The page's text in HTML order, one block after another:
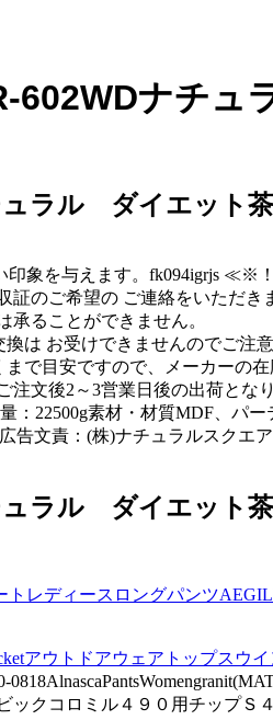
602WDナチ
ュラル ダイエット茶
印象を与えます。fk094igrjs
のご希望の ご連絡をいただ
ることができません。
お受けできませんのでご注
で目安ですので、メーカーの
文後2～3営業日後の出荷と
：22500g素材・材質MDF、
告文責：(株)ナチュラルスクエ
ュラル ダイエット茶
トレディースロングパンツ
アウトドアウェアトップス
ックコロミル４９０用チップ